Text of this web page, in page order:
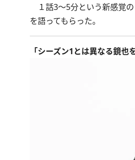
１話3～5分という新感覚
を語ってもらった。
「シーズン1とは異なる鏡